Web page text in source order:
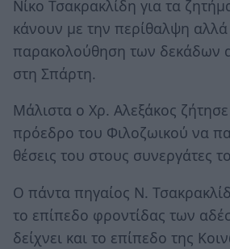
Νίκο Τσακρακλίδη για τα
κάνουν με την περίθαλψη αλλά
παρακολούθηση των δεκάδων
στη Σπάρτη.
Μάλιστα ο Χρ. Αλεξάκος
πρόεδρο του Φιλοζωικού να
θέσεις του στους συνεργάτες
Ο πάντα πηγαίος Ν.
το επίπεδο φροντίδας των
δείχνει και το επίπεδο της